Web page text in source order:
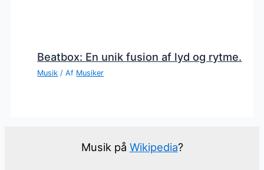
Beatbox: En unik fusion af lyd og rytme.
Musik / Af Musiker
Musik på Wikipedia?